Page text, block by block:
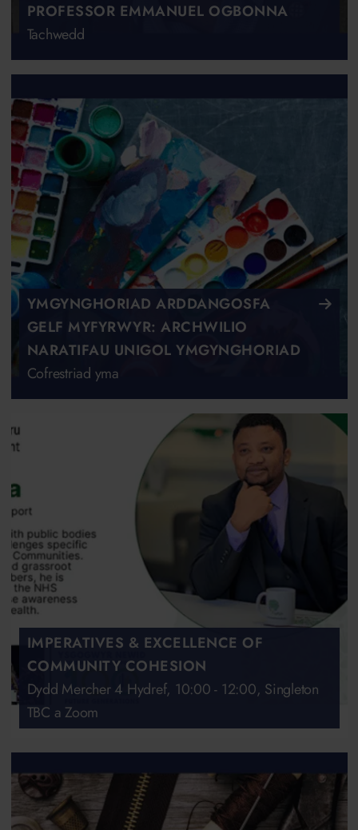
PROFESSOR EMMANUEL OGBONNA
Tachwedd
YMGYNGHORIAD ARDDANGOSFA
GELF MYFYRWYR: ARCHWILIO
NARATIFAU UNIGOL YMGYNGHORIAD
Cofrestriad yma
IMPERATIVES & EXCELLENCE OF
COMMUNITY COHESION
Dydd Mercher 4 Hydref, 10:00 - 12:00, Singleton
TBC a Zoom